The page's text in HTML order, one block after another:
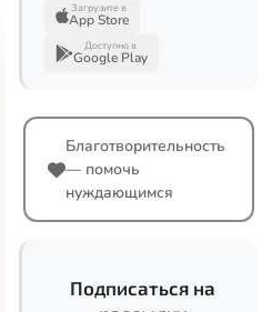
Загрузите в
App Store
Доступно в
Google Play
Благотворительность
— помочь
нуждающимся
Подписаться на